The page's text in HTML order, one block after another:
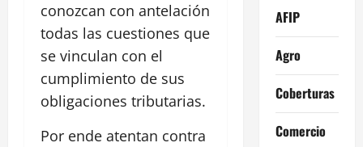
conozcan con antelación
todas las cuestiones que
se vinculan con el
cumplimiento de sus
obligaciones tributarias.
Por ende atentan contra
AFIP
Agro
Coberturas
Comercio